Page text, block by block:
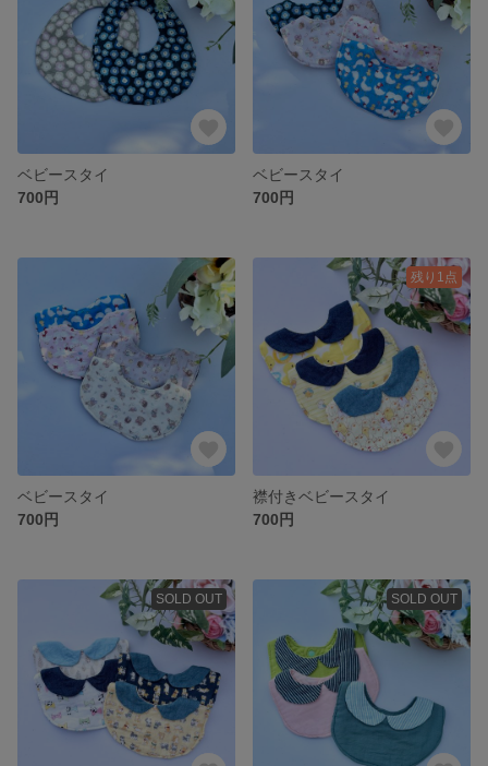
ベビースタイ
700円
ベビースタイ
700円
ベビースタイ
700円
残り1点
襟付きベビースタイ
700円
SOLD OUT SOLD OUT